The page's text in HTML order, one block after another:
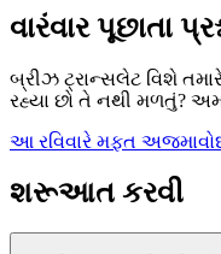
વારંવાર પૂછાતા
બ્રીઝ ટ્રાન્સલેટ વિશે
રહ્યા છો તે નથી મળતું?
આ રવિવારે મફત અજમાવો
શરૂઆત કરવી